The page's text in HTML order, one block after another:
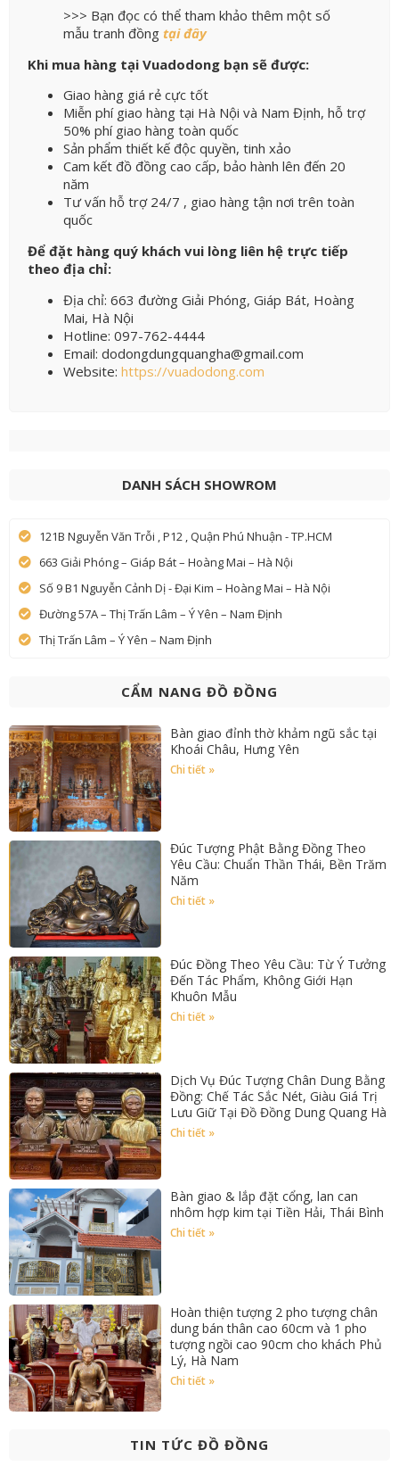
>>> Bạn đọc có thể tham khảo thêm một số
mẫu tranh đồng tại đây
Khi mua hàng tại Vuadodong bạn sẽ được:
Giao hàng giá rẻ cực tốt
Miễn phí giao hàng tại Hà Nội và Nam Định, hỗ trợ
50% phí giao hàng toàn quốc
Sản phẩm thiết kế độc quyền, tinh xảo
Cam kết đồ đồng cao cấp, bảo hành lên đến 20
năm
Tư vấn hỗ trợ 24/7 , giao hàng tận nơi trên toàn
quốc
Để đặt hàng quý khách vui lòng liên hệ trực tiếp
theo địa chỉ:
Địa chỉ: 663 đường Giải Phóng, Giáp Bát, Hoàng
Mai, Hà Nội
Hotline: 097-762-4444
Email: dodongdungquangha@gmail.com
Website: https://vuadodong.com
DANH SÁCH SHOWROM
121B Nguyễn Văn Trỗi , P12 , Quận Phú Nhuận - TP.HCM
663 Giải Phóng – Giáp Bát – Hoàng Mai – Hà Nội
Số 9 B1 Nguyễn Cảnh Dị - Đại Kim – Hoàng Mai – Hà Nội
Đường 57A – Thị Trấn Lâm – Ý Yên – Nam Định
Thị Trấn Lâm – Ý Yên – Nam Định
CẨM NANG ĐỒ ĐỒNG
Bàn giao đỉnh thờ khảm ngũ sắc tại
Khoái Châu, Hưng Yên
Chi tiết »
Đúc Tượng Phật Bằng Đồng Theo
Yêu Cầu: Chuẩn Thần Thái, Bền Trăm
Năm
Chi tiết »
Đúc Đồng Theo Yêu Cầu: Từ Ý Tưởng
Đến Tác Phẩm, Không Giới Hạn
Khuôn Mẫu
Chi tiết »
Dịch Vụ Đúc Tượng Chân Dung Bằng
Đồng: Chế Tác Sắc Nét, Giàu Giá Trị
Lưu Giữ Tại Đồ Đồng Dung Quang Hà
Chi tiết »
Bàn giao & lắp đặt cổng, lan can
nhôm hợp kim tại Tiền Hải, Thái Bình
Chi tiết »
Hoàn thiện tượng 2 pho tượng chân
dung bán thân cao 60cm và 1 pho
tượng ngồi cao 90cm cho khách Phủ
Lý, Hà Nam
Chi tiết »
TIN TỨC ĐỒ ĐỒNG